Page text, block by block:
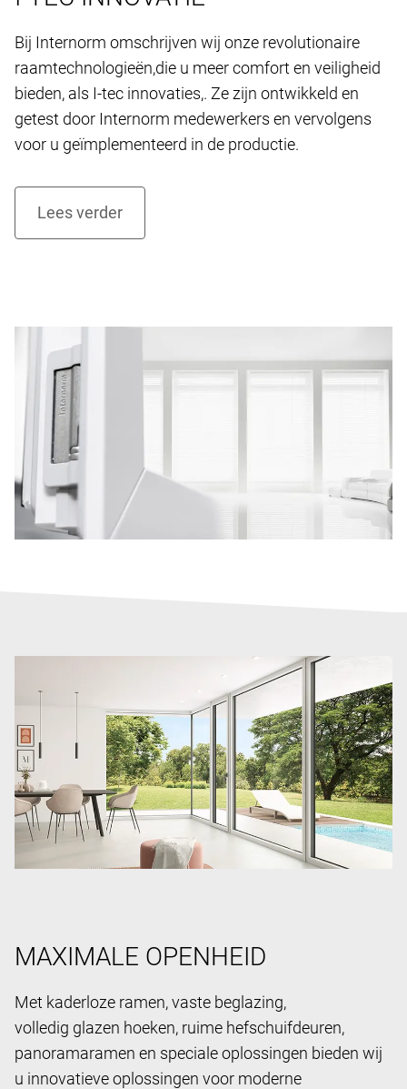
Bij Internorm omschrijven wij onze revolutionaire
raamtechnologieën,die u meer comfort en veiligheid
bieden, als I-tec innovaties,. Ze zijn ontwikkeld en
getest door Internorm medewerkers en vervolgens
voor u geïmplementeerd in de productie.
MAXIMALE OPENHEID
Met kaderloze ramen, vaste beglazing,
volledig glazen hoeken, ruime hefschuifdeuren,
panoramaramen en speciale oplossingen bieden wij
u innovatieve oplossingen voor moderne